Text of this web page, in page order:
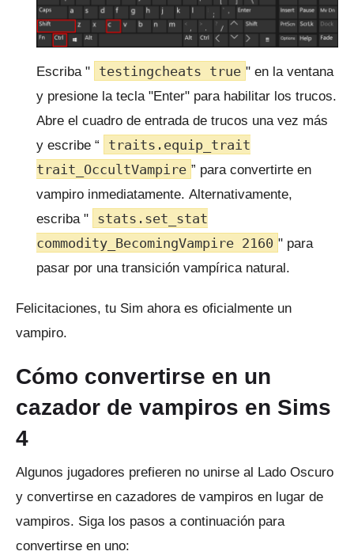
Escriba " testingcheats true " en la ventana
y presione la tecla "Enter" para habilitar los trucos.
Abre el cuadro de entrada de trucos una vez más
y escribe “
traits.equip_trait
trait_OccultVampire ” para convertirte en
vampiro inmediatamente. Alternativamente,
escriba "
stats.set_stat
commodity_BecomingVampire 2160 " para
pasar por una transición vampírica natural.
Felicitaciones, tu Sim ahora es oficialmente un
vampiro.
Cómo convertirse en un
cazador de vampiros en Sims
4
Algunos jugadores prefieren no unirse al Lado Oscuro
y convertirse en cazadores de vampiros en lugar de
vampiros. Siga los pasos a continuación para
convertirse en uno: